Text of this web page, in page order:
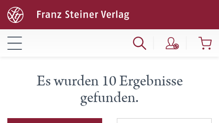
Es wurden 10 Ergebnisse
gefunden.